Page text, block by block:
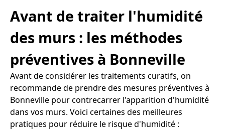
Avant de traiter l'humidité
des murs : les méthodes
préventives à Bonneville
Avant de considérer les traitements curatifs, on
recommande de prendre des mesures préventives à
Bonneville pour contrecarrer l'apparition d'humidité
dans vos murs. Voici certaines des meilleures
pratiques pour réduire le risque d'humidité :